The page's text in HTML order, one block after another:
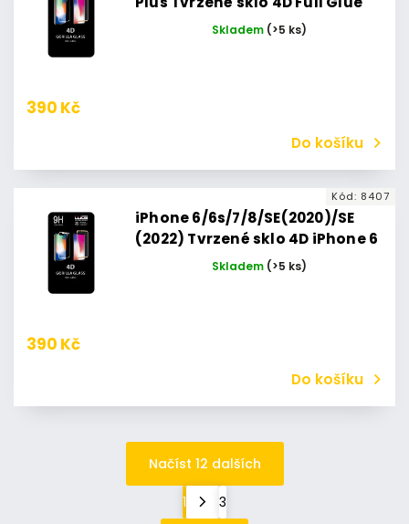
iPhone 7 Plus / iPhone 8 Plus
Skladem (>5 ks)
390 Kč
Do košíku
iPhone 6/6s/7/8/SE(2020)/SE
(2022) Tvrzené sklo 4D iPhone 6
/ iPhone 6s / iPhone 7 / iPhone 8
Skladem (>5 ks)
390 Kč
Do košíku
Kód: 8407
Načíst 12 dalších
1
3